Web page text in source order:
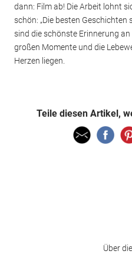
dann: Film ab! Die Arbeit lohnt
schön: „Die besten Geschichten
sind die schönste Erinnerung
großen Momente und die
Herzen liegen.
Teile diesen Artikel,
Über